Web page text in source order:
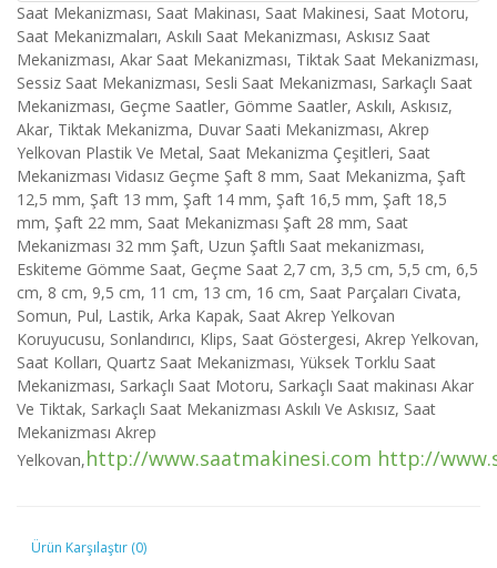
Saat Mekanizması, Saat Makinası, Saat Makinesi, Saat Motoru,
Saat Mekanizmaları, Askılı Saat Mekanizması, Askısız Saat
Mekanizması, Akar Saat Mekanizması, Tiktak Saat Mekanizması,
Sessiz Saat Mekanizması, Sesli Saat Mekanizması, Sarkaçlı Saat
Mekanizması, Geçme Saatler, Gömme Saatler, Askılı, Askısız,
Akar, Tiktak Mekanizma, Duvar Saati Mekanizması, Akrep
Yelkovan Plastik Ve Metal, Saat Mekanizma Çeşitleri, Saat
Mekanizması Vidasız Geçme Şaft 8 mm, Saat Mekanizma, Şaft
12,5 mm, Şaft 13 mm, Şaft 14 mm, Şaft 16,5 mm, Şaft 18,5
mm, Şaft 22 mm, Saat Mekanizması Şaft 28 mm, Saat
Mekanizması 32 mm Şaft, Uzun Şaftlı Saat mekanizması,
Eskiteme Gömme Saat, Geçme Saat 2,7 cm, 3,5 cm, 5,5 cm, 6,5
cm, 8 cm, 9,5 cm, 11 cm, 13 cm, 16 cm, Saat Parçaları Civata,
Somun, Pul, Lastik, Arka Kapak, Saat Akrep Yelkovan
Koruyucusu, Sonlandırıcı, Klips, Saat Göstergesi, Akrep Yelkovan,
Saat Kolları, Quartz Saat Mekanizması, Yüksek Torklu Saat
Mekanizması, Sarkaçlı Saat Motoru, Sarkaçlı Saat makinası Akar
Ve Tiktak, Sarkaçlı Saat Mekanizması Askılı Ve Askısız, Saat
Mekanizması Akrep
Yelkovan,http://www.saatmakinesi.com http://
Ürün Karşılaştır (0)